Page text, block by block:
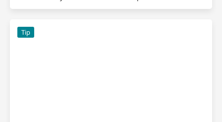
Tip